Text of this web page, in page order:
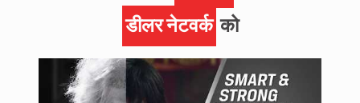
डीलर नेटवर्क को